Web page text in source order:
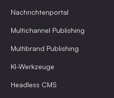
Nachrichtenportal
Multichannel Publishing
Multibrand Publishing
KI-Werkzeuge
Headless CMS